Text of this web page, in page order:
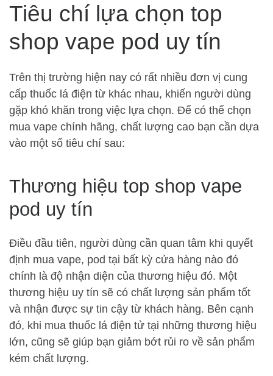
Tiêu chí lựa chọn top
shop vape pod uy tín
Trên thị trường hiện nay có rất nhiều đơn vị cung
cấp thuốc lá điện từ khác nhau, khiến người dùng
gặp khó khăn trong việc lựa chọn. Để có thể chọn
mua vape chính hãng, chất lượng cao bạn cần dựa
vào một số tiêu chí sau:
Thương hiệu top shop vape
pod uy tín
Điều đầu tiên, người dùng cần quan tâm khi quyết
định mua vape, pod tại bất kỳ cửa hàng nào đó
chính là độ nhận diện của thương hiệu đó. Một
thương hiệu uy tín sẽ có chất lượng sản phẩm tốt
và nhận được sự tin cậy từ khách hàng. Bên cạnh
đó, khi mua thuốc lá điện tử tại những thương hiệu
lớn, cũng sẽ giúp bạn giảm bớt rủi ro về sản phẩm
kém chất lượng.